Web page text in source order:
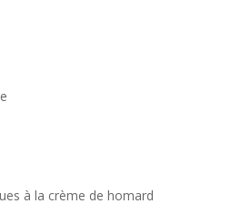
à la crème de homard